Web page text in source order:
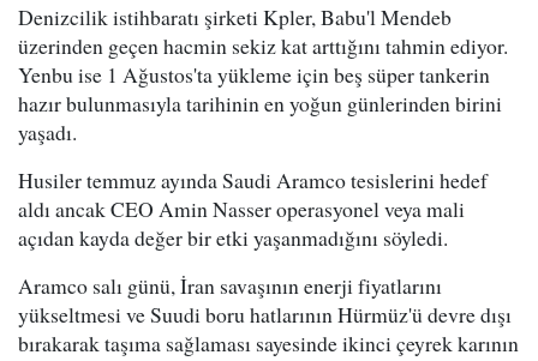
Denizcilik istihbaratı şirketi Kpler, Babu'l Mendeb
üzerinden geçen hacmin sekiz kat arttığını tahmin ediyor.
Yenbu ise 1 Ağustos'ta yükleme için beş süper tankerin
hazır bulunmasıyla tarihinin en yoğun günlerinden birini
yaşadı.
Husiler temmuz ayında Saudi Aramco tesislerini hedef
aldı ancak CEO Amin Nasser operasyonel veya mali
açıdan kayda değer bir etki yaşanmadığını söyledi.
Aramco salı günü, İran savaşının enerji fiyatlarını
yükseltmesi ve Suudi boru hatlarının Hürmüz'ü devre dışı
bırakarak taşıma sağlaması sayesinde ikinci çeyrek karının